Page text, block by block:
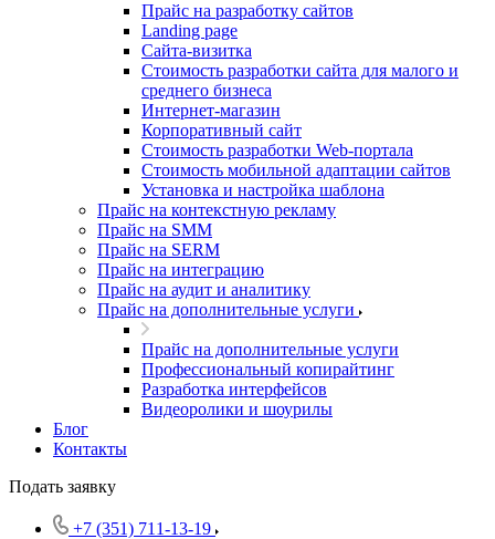
Прайс на разработку сайтов
Landing page
Cайта-визитка
Стоимость разработки сайта для малого и
среднего бизнеса
Интернет-магазин
Корпоративный сайт
Стоимость разработки Web-портала
Стоимость мобильной адаптации сайтов
Установка и настройка шаблона
Прайс на контекстную рекламу
Прайс на SMM
Прайс на SERM
Прайс на интеграцию
Прайс на аудит и аналитику
Прайс на дополнительные услуги
Прайс на дополнительные услуги
Профессиональный копирайтинг
Разработка интерфейсов
Видеоролики и шоурилы
Блог
Контакты
Подать заявку
+7 (351) 711-13-19